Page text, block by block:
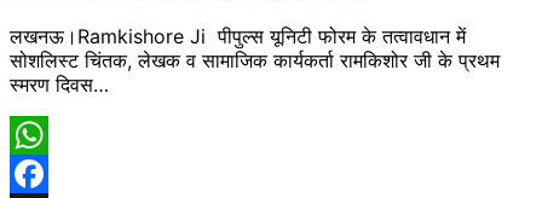
लखनऊ।Ramkishore Ji पीपुल्स यूनिटी फोरम के तत्वावधान में
सोशलिस्ट चिंतक, लेखक व सामाजिक कार्यकर्ता रामकिशोर जी के प्रथम
स्मरण दिवस…
WhatsApp